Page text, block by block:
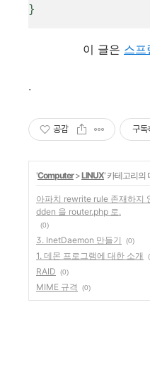
}
이 글은 스프
.
공감 구독
'Computer>LINUX' 카테고리의
아파치 rewrite rule 존재하지
dden 을 router.php 로.
(0)
3. InetDaemon 만들기 (0)
1. 데몬 프로그램에 대한 소개
RAID (0)
MIME 규격 (0)